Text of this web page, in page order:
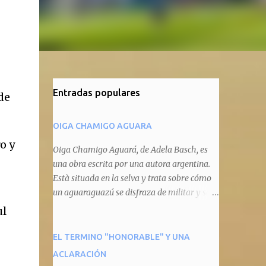
y
Entradas populares
OIGA CHAMIGO AGUARA
Oiga Chamigo Aguará, de Adela Basch, es
una obra escrita por una autora argentina.
Està situada en la selva y trata sobre cómo
un aguaraguazú se disfraza de militar y se
animal que pretenda circular por ahí. En
primera instancia aparece Teteu, el tero,
EL TERMINO "HONORABLE" Y UNA
ACLARACIÓN